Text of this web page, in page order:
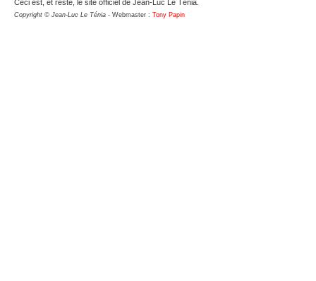
Ceci est, et reste, le site officiel de Jean-Luc Le Ténia.
Copyright © Jean-Luc Le Ténia - Webmaster : Tony Papin